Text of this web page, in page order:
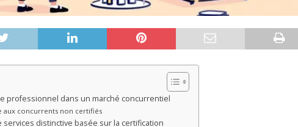
professionnel dans un marché concurrentiel
aux concurrents non certifiés
distinctive basée sur la certification